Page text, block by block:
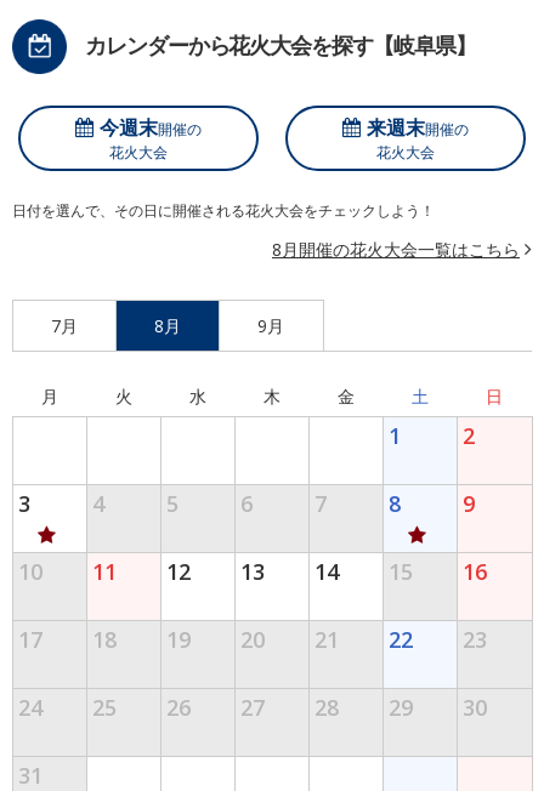
カレンダーから花火大会を探す【岐阜県】
今週末開催の
花火大会
来週末開催の
花火大会
日付を選んで、その日に開催される花火大会をチェックしよう！
8月開催の花火大会一覧はこちら
7月 8月 9月
月 火 水 木 金 土 日
1 2
3 4 5 6 7 8 9
10 11 12 13 14 15 16
17 18 19 20 21 22 23
24 25 26 27 28 29 30
31